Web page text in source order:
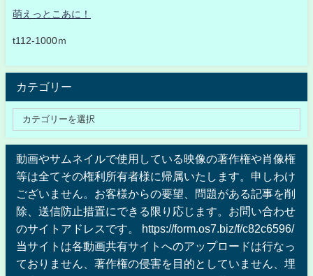
萌えっとこあに！
t112-1000ｍ
カテゴリー
動画やサムネイルで使用している映像の著作権や肖像権
等は全てその権利所有者様に帰属いたします。申しわけ
ございません。お客様からの要望、問題がある記事を削
除、送信防止措置にできる限り応じます。お問い合わせ
のサイトアドレスです。 https://form.os7.biz/f/c82c6596/
当サイトは各動画共有サイトへのアップロードは行なっ
ておりません、著作権の侵害を目的としていません、埋